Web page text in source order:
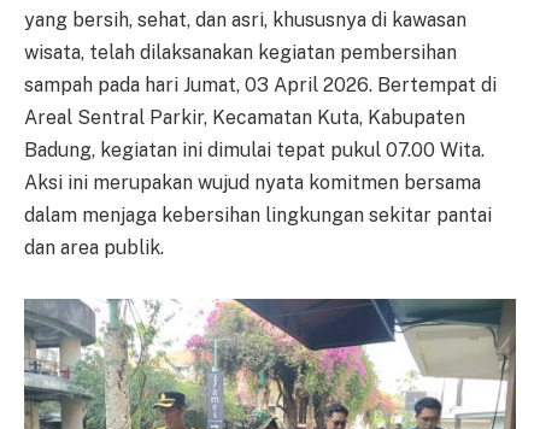
yang bersih, sehat, dan asri, khususnya di kawasan
wisata, telah dilaksanakan kegiatan pembersihan
sampah pada hari Jumat, 03 April 2026. Bertempat di
Areal Sentral Parkir, Kecamatan Kuta, Kabupaten
Badung, kegiatan ini dimulai tepat pukul 07.00 Wita.
Aksi ini merupakan wujud nyata komitmen bersama
dalam menjaga kebersihan lingkungan sekitar pantai
dan area publik.